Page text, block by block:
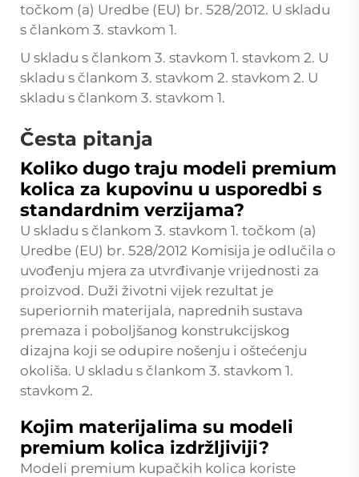
točkom (a) Uredbe (EU) br. 528/2012. U skladu
s člankom 3. stavkom 1.
U skladu s člankom 3. stavkom 1. stavkom 2. U
skladu s člankom 3. stavkom 2. stavkom 2. U
skladu s člankom 3. stavkom 1.
Česta pitanja
Koliko dugo traju modeli premium
kolica za kupovinu u usporedbi s
standardnim verzijama?
U skladu s člankom 3. stavkom 1. točkom (a)
Uredbe (EU) br. 528/2012 Komisija je odlučila o
uvođenju mjera za utvrđivanje vrijednosti za
proizvod. Duži životni vijek rezultat je
superiornih materijala, naprednih sustava
premaza i poboljšanog konstrukcijskog
dizajna koji se odupire nošenju i oštećenju
okoliša. U skladu s člankom 3. stavkom 1.
stavkom 2.
Kojim materijalima su modeli
premium kolica izdržljiviji?
Modeli premium kupačkih kolica koriste